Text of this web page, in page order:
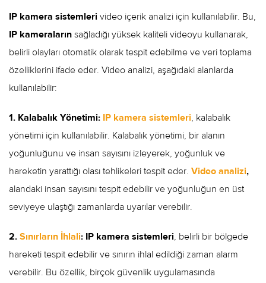
IP kamera sistemleri video içerik analizi için kullanılabilir. Bu,
IP kameraların sağladığı yüksek kaliteli videoyu kullanarak,
belirli olayları otomatik olarak tespit edebilme ve veri toplama
özelliklerini ifade eder. Video analizi, aşağıdaki alanlarda
kullanılabilir:
1. Kalabalık Yönetimi: IP kamera sistemleri, kalabalık
yönetimi için kullanılabilir. Kalabalık yönetimi, bir alanın
yoğunluğunu ve insan sayısını izleyerek, yoğunluk ve
hareketin yarattığı olası tehlikeleri tespit eder. Video analizi,
alandaki insan sayısını tespit edebilir ve yoğunluğun en üst
seviyeye ulaştığı zamanlarda uyarılar verebilir.
2. Sınırların İhlali: IP kamera sistemleri, belirli bir bölgede
hareketi tespit edebilir ve sınırın ihlal edildiği zaman alarm
verebilir. Bu özellik, birçok güvenlik uygulamasında